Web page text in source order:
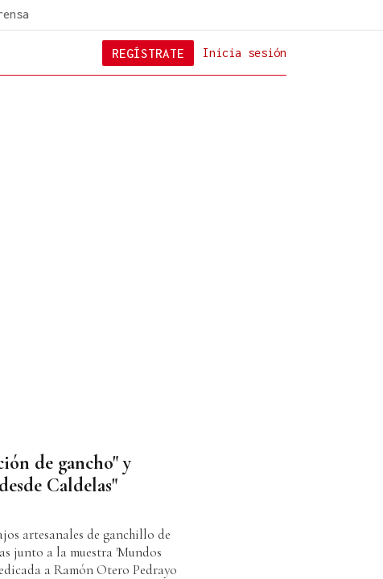
Inicia sesión
REGÍSTRATE
de gancho" y
Caldelas"
artesanales de ganchillo de
junto a la muestra 'Mundos
a Ramón Otero Pedrayo